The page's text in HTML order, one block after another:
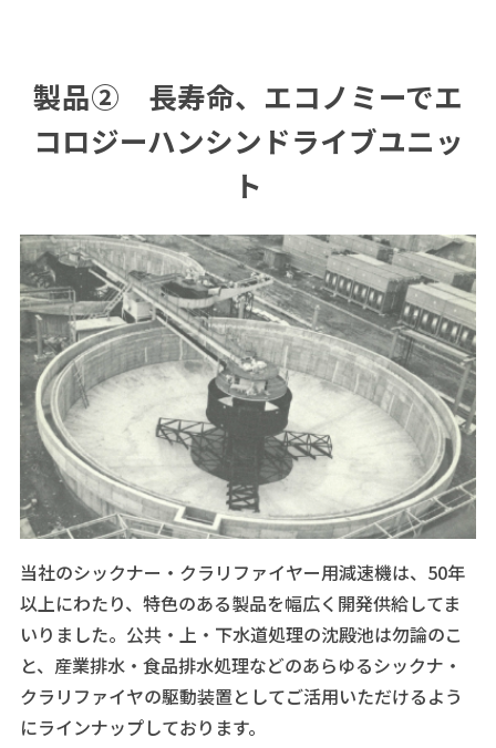
製品② 長寿命、エコノミーでエ
コロジーハンシンドライブユニッ
ト
当社のシックナー・クラリファイヤー用減速機は、50年
以上にわたり、特色のある製品を幅広く開発供給してま
いりました。公共・上・下水道処理の沈殿池は勿論のこ
と、産業排水・食品排水処理などのあらゆるシックナ・
クラリファイヤの駆動装置としてご活用いただけるよう
にラインナップしております。